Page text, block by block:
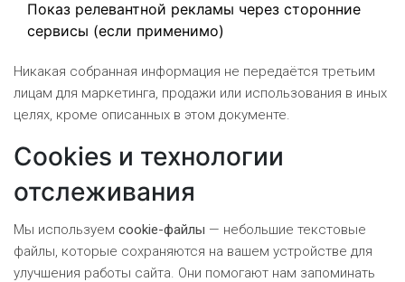
Показ релевантной рекламы через сторонние
сервисы (если применимо)
Никакая собранная информация не передаётся третьим
лицам для маркетинга, продажи или использования в иных
целях, кроме описанных в этом документе.
Cookies и технологии
отслеживания
Мы используем cookie-файлы — небольшие текстовые
файлы, которые сохраняются на вашем устройстве для
улучшения работы сайта. Они помогают нам запоминать